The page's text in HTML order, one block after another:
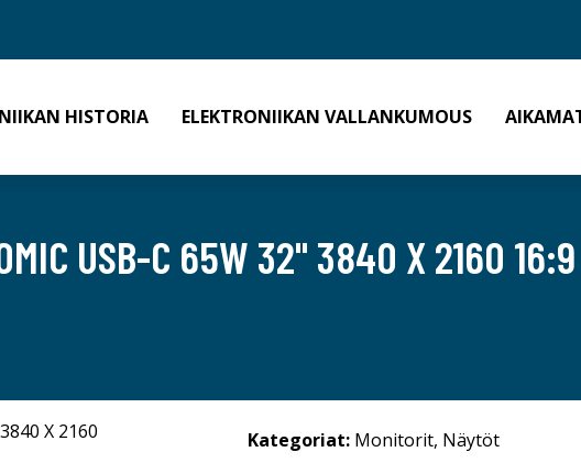
HISTORIA ELEKTRONIIKAN VALLANKUMOUS
USB-C 65W 32" 3840 X 2160
Kategoriat: Monitorit, Näytöt